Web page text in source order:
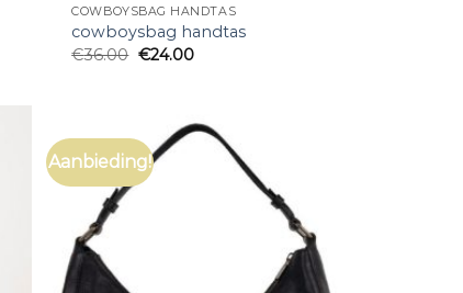
COWBOYSBAG HANDTAS
cowboysbag handtas
€36.00 €24.00
Aanbieding!